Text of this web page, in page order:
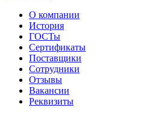
О компании
История
ГОСТы
Сертификаты
Поставщики
Сотрудники
Отзывы
Вакансии
Реквизиты